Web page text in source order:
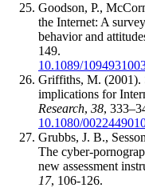
Goodson, P.,
the Internet: A
behavior and
149.
10.1089/
Griffiths, M. (2001).
implications for
Research, 38,
10.1080/
Grubbs, J. B.,
The cyber-
new assessment
17, 106-126.